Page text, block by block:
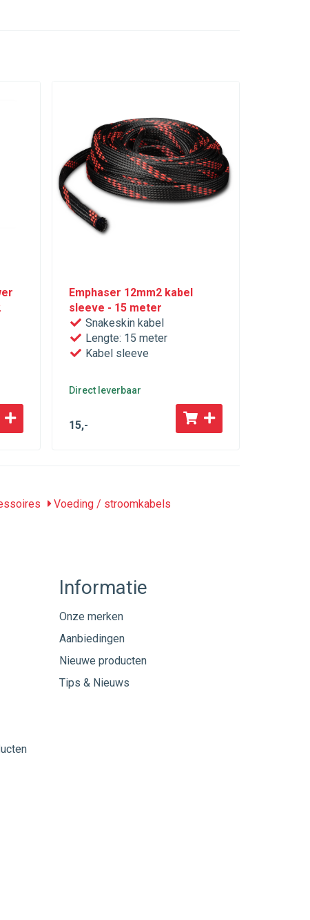
Emphaser 12mm2 kabel
sleeve - 15 meter
Snakeskin kabel
Lengte: 15 meter
Kabel sleeve
Direct leverbaar
15,-
Voeding / stroomkabels
Informatie
Onze merken
Aanbiedingen
Nieuwe producten
Tips & Nieuws